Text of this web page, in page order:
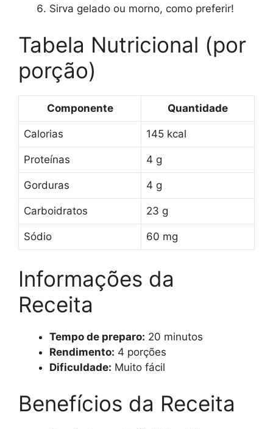
Sirva gelado ou morno, como preferir!
Tabela Nutricional (por
porção)
Componente Quantidade
Calorias 145 kcal
Proteínas 4 g
Gorduras 4 g
Carboidratos 23 g
Sódio 60 mg
Informações da
Receita
Tempo de preparo: 20 minutos
Rendimento: 4 porções
Dificuldade: Muito fácil
Benefícios da Receita